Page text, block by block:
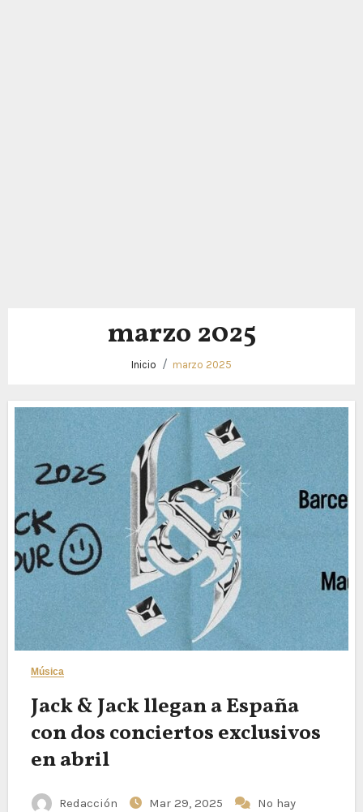
marzo 2025
Inicio marzo 2025
Música
Jack & Jack llegan a España
con dos conciertos exclusivos
en abril
Redacción Mar 29, 2025
No hay